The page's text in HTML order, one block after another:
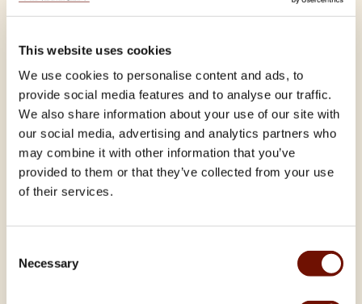
This website uses cookies
We use cookies to personalise content and ads, to
provide social media features and to analyse our traffic.
We also share information about your use of our site with
our social media, advertising and analytics partners who
may combine it with other information that you’ve
provided to them or that they’ve collected from your use
of their services.
Selection
Necessary
Mer om evenemanget
Denna kariskmatiska rockmanagern var agenten för många av
världens bästa rockband under 3 decennier men älskade
givetvis vin som alla vi andra. När sedan resandet tog för
mycket i anspråk började tankarna gå till vinvärlden. Denna
kväll provar vi 6st utvalda viner som presenteras av en mycket